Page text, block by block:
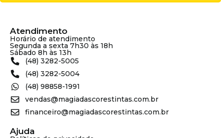
Atendimento
Horário de atendimento
Segunda a sexta 7h30 às 18h
Sábado 8h às 13h
(48) 3282-5005
(48) 3282-5004
(48) 98858-1991
vendas@magiadascorestintas.com.br
financeiro@magiadascorestintas.com.br
Ajuda